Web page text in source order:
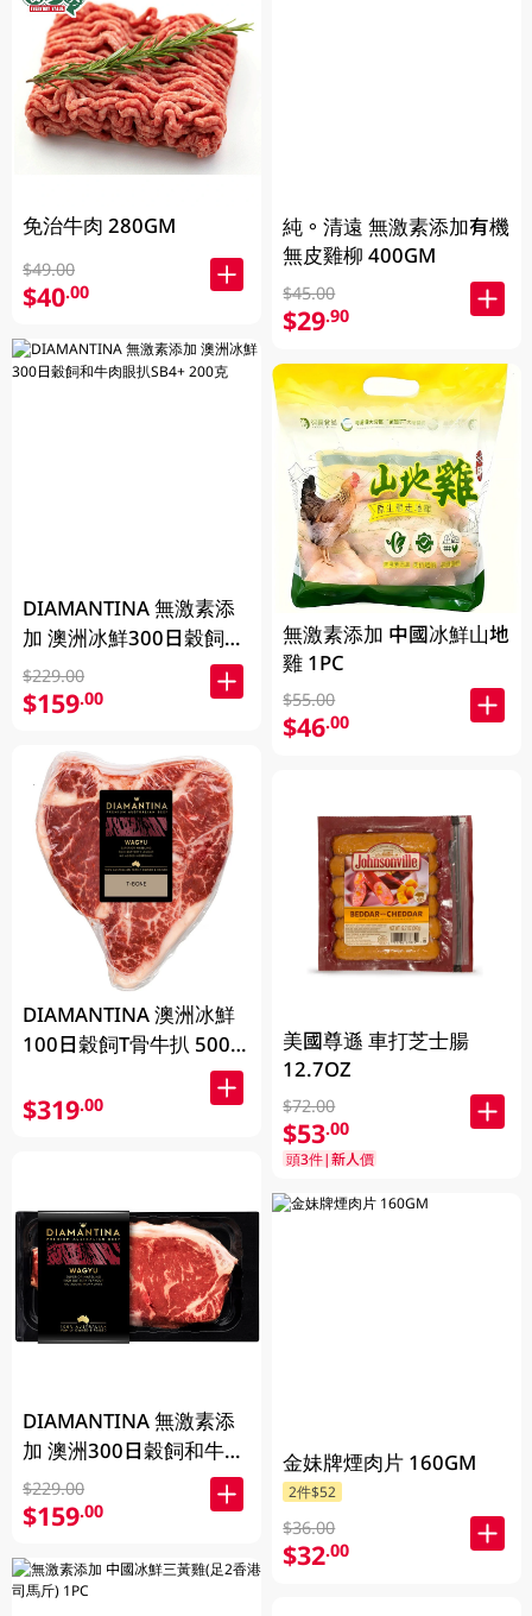
免治牛肉 280GM
$49.00
$40.00
DIAMANTINA 無激素添
加 澳洲冰鮮300日穀飼和
牛肉眼扒SB4+ 200克
$229.00
$159.00
DIAMANTINA 澳洲冰鮮
100日穀飼T骨牛扒 500
$319.00
DIAMANTINA 無激素添
加 澳洲300日穀飼和牛西
冷扒SB4+ 200克
$229.00
$159.00
純。清遠 無激素添加有機
無皮雞柳 400GM
$45.00
$29.90
無激素添加 中國冰鮮山地
雞 1PC
$55.00
$46.00
美國尊遜 車打芝士腸
12.7OZ
$72.00
$53.00
頭3件|新人價
金妹牌煙肉片 160GM
2件$52
$36.00
$32.00